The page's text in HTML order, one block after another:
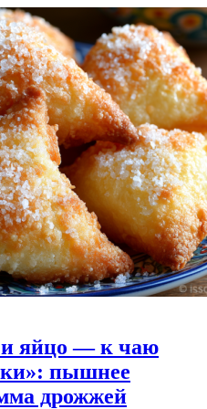
и яйцо — к чаю
пышнее
дрожжей